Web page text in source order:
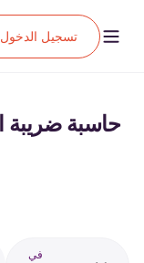
تسجيل الدخول
في